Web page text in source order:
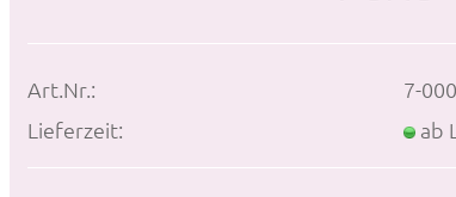
Art.Nr.:
7-
Lieferzeit:
ab